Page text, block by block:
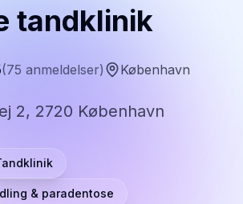
tandklinik
(75 anmeldelser) København
2, 2720 København
& paradentose